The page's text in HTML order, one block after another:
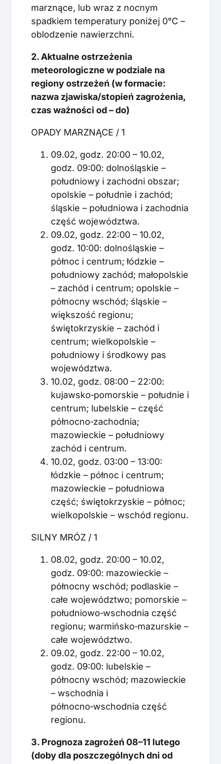
marznące, lub wraz z nocnym
spadkiem temperatury poniżej 0°C –
oblodzenie nawierzchni.
2. Aktualne ostrzeżenia
meteorologiczne w podziale na
regiony ostrzeżeń (w formacie:
nazwa zjawiska/stopień zagrożenia,
czas ważności od – do)
OPADY MARZNĄCE / 1
09.02, godz. 20:00 – 10.02,
godz. 09:00: dolnośląskie –
południowy i zachodni obszar;
opolskie – południe i zachód;
śląskie – południowa i zachodnia
część województwa.
09.02, godz. 22:00 – 10.02,
godz. 10:00: dolnośląskie –
północ i centrum; łódzkie –
południowy zachód; małopolskie
– zachód i centrum; opolskie –
północny wschód; śląskie –
większość regionu;
świętokrzyskie – zachód i
centrum; wielkopolskie –
południowy i środkowy pas
województwa.
10.02, godz. 08:00 – 22:00:
kujawsko‑pomorskie – południe i
centrum; lubelskie – część
północno‑zachodnia;
mazowieckie – południowy
zachód i centrum.
10.02, godz. 03:00 – 13:00:
łódzkie – północ i centrum;
mazowieckie – południowa
część; świętokrzyskie – północ;
wielkopolskie – wschód regionu.
SILNY MRÓZ / 1
08.02, godz. 20:00 – 10.02,
godz. 09:00: mazowieckie –
północny wschód; podlaskie –
całe województwo; pomorskie –
południowo‑wschodnia część
regionu; warmińsko‑mazurskie –
całe województwo.
09.02, godz. 22:00 – 10.02,
godz. 09:00: lubelskie –
północny wschód; mazowieckie
– wschodnia i
północno‑wschodnia część
regionu.
3. Prognoza zagrożeń 08–11 lutego
(doby dla poszczególnych dni od